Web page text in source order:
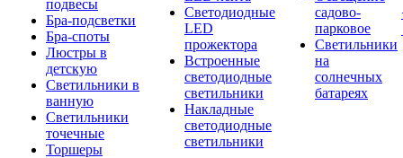
подвесы
Бра-подсветки
Бра-споты
Люстры в
детскую
Светильники в
ванную
Светильники
точечные
Торшеры
Светодиодные
LED
прожектора
Встроенные
светодиодные
светильники
Накладные
светодиодные
светильники
садово-
парковое
Светильники
на
солнечных
батареях